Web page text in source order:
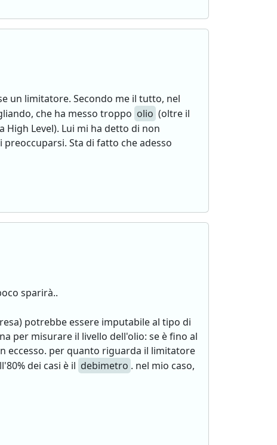
un limitatore. Secondo me il tutto, nel
che ha messo troppo olio (oltre il
High Level). Lui mi ha detto di non
Sta di fatto che adesso
sparirà..
potrebbe essere imputabile al tipo di
per misurare il livello dell'olio: se è fino al
eccesso. per quanto riguarda il limitatore
dei casi è il debimetro . nel mio caso,